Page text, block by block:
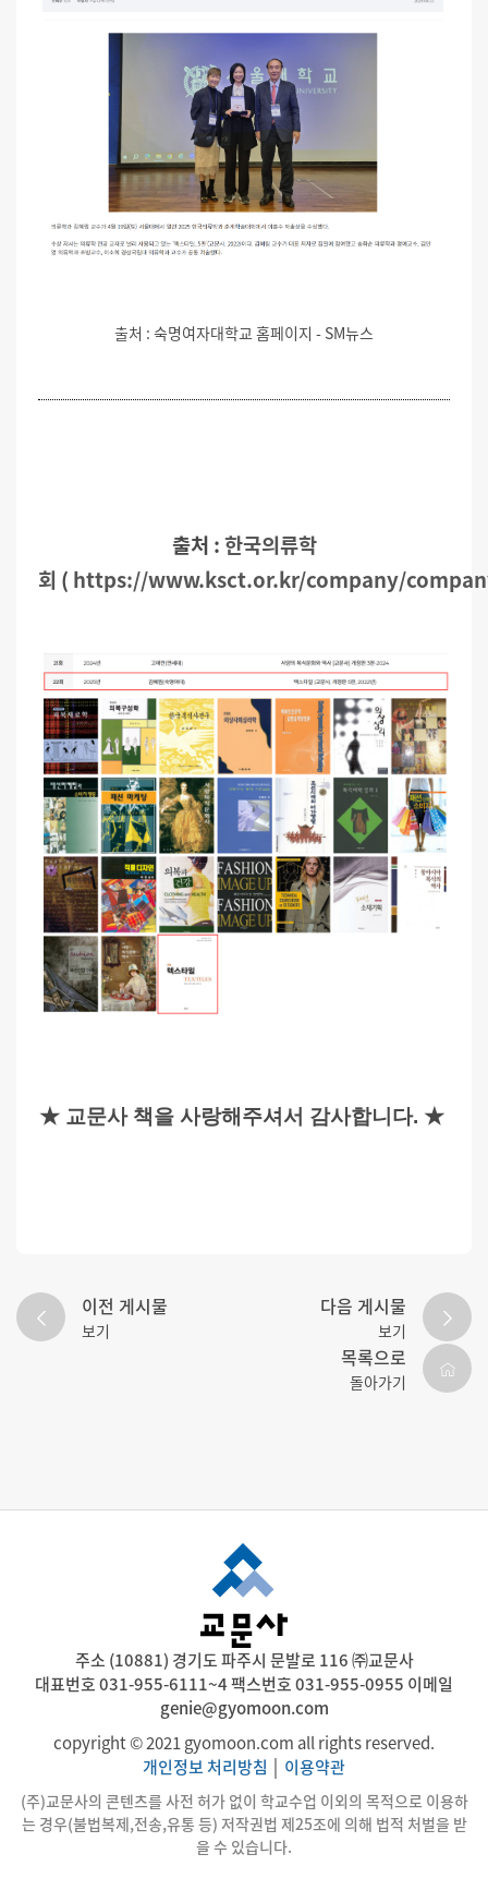
출처 : 숙명여자대학교 홈페이지 - SM뉴스
출처 :한국의류학
회 ( https://www.ksct.or.kr/company/
★ 교문사 책을 사랑해주셔서 감사합니다. ★
이전 게시물
보기
다음 게시물
보기
목록으로
돌아가기
주소 (10881) 경기도 파주시 문발로 116 ㈜교문사
대표번호 031-955-6111~4 팩스번호 031-955-0955 이메일
genie@gyomoon.com
copyright © 2021 gyomoon.com all rights reserved.
개인정보 처리방침
이용약관
(주)교문사의 콘텐츠를 사전 허가 없이 학교수업 이외의 목적으로 이용하
는 경우(불법복제,전송,유통 등) 저작권법 제25조에 의해 법적 처벌을 받
을 수 있습니다.